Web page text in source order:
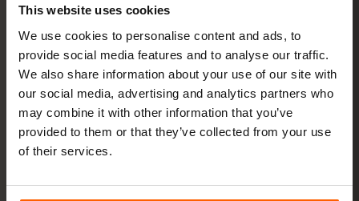
This website uses cookies
We use cookies to personalise content and ads, to
provide social media features and to analyse our traffic.
We also share information about your use of our site with
our social media, advertising and analytics partners who
may combine it with other information that you’ve
provided to them or that they’ve collected from your use
of their services.
iPhone（iOS）でeSIMを有効化する方法
Android（Samsung、Pixelなど）で